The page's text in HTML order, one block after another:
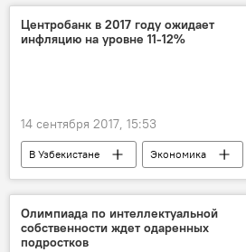
Центробанк в 2017 году ожидает
инфляцию на уровне 11-12%
14 сентября 2017, 15:53
В Узбекистане
Экономика
Центральный банк Республики Узбекистан
Олимпиада по интеллектуальной
собственности ждет одаренных
подростков